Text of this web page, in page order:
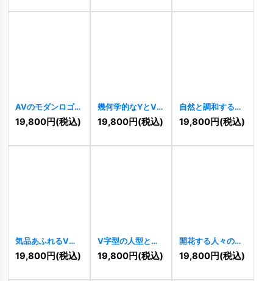
AVのモダンロゴ
[9414]
19,800円(税込)
幾何学的なYとVの
ロゴ[9224]
19,800円(税込)
自然と調和する美
しさを添えるVの
ロゴ 9142]
19,800円(税込)
気品あふれるVの
ロゴ[8938]
19,800円(税込)
V字型の人型と星
型のロゴ [8806]
19,800円(税込)
開花する人々のチ
ームワークのロゴ
8690 ]
19,800円(税込)